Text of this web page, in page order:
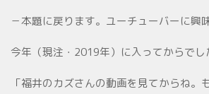
－本題に戻ります。ユーチューバーに興
今年（現注・2019年）に入ってからでし
「福井のカズさんの動画を見てからね。